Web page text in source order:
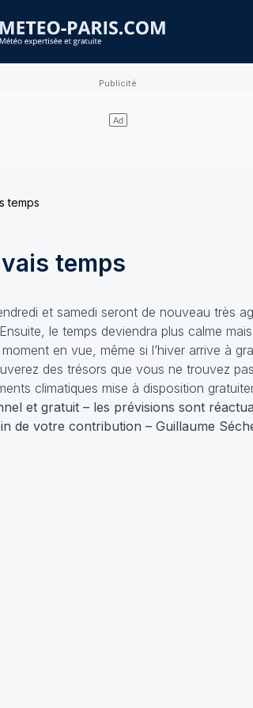
temps
temps
et samedi seront de nouveau très
le temps deviendra plus calme
en vue, même si l’hiver arrive à
des trésors que vous ne trouvez
climatiques mise à disposition
et gratuit – les prévisions sont
de votre contribution – Guillaume